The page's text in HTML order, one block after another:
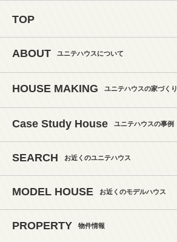
TOP
ABOUT ユニテハウスについて
HOUSE MAKING ユニテハウスの家づくり
Case Study House ユニテハウスの事例
SEARCH お近くのユニテハウス
MODEL HOUSE お近くのモデルハウス
PROPERTY 物件情報